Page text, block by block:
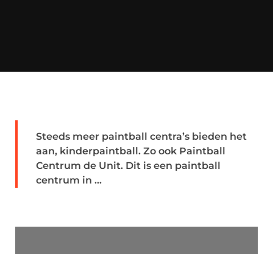
Steeds meer paintball centra’s bieden het
aan, kinderpaintball. Zo ook Paintball
Centrum de Unit. Dit is een paintball
centrum in ...